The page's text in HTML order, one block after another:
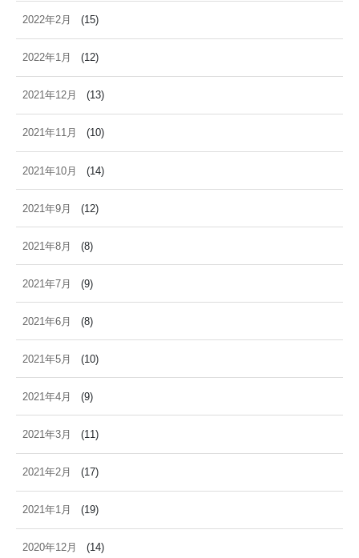
2022年2月 (15)
2022年1月 (12)
2021年12月 (13)
2021年11月 (10)
2021年10月 (14)
2021年9月 (12)
2021年8月 (8)
2021年7月 (9)
2021年6月 (8)
2021年5月 (10)
2021年4月 (9)
2021年3月 (11)
2021年2月 (17)
2021年1月 (19)
2020年12月 (14)